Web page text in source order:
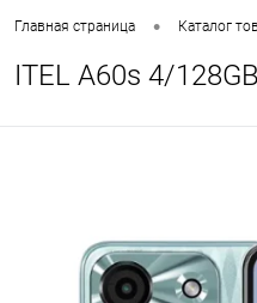
Главная страница • Каталог
ITEL A60s 4/
Сегодня
в корзину